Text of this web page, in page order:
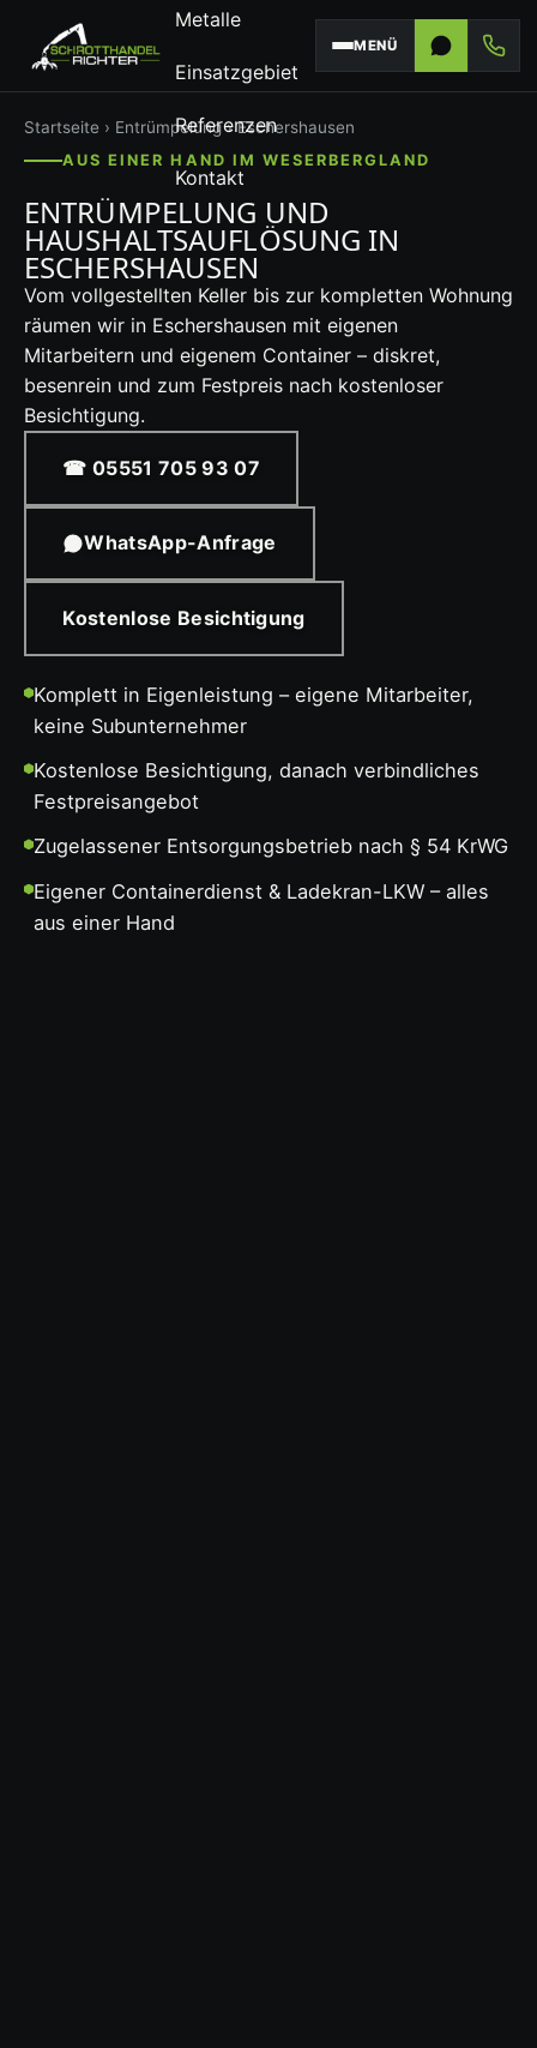
Metalle
Einsatzgebiet
Referenzen
Kontakt
MENÜ
Startseite › Entrümpelung› Eschershausen
AUS EINER HAND IM WESERBERGLAND
ENTRÜMPELUNG UND
HAUSHALTSAUFLÖSUNG IN
ESCHERSHAUSEN
Vom vollgestellten Keller bis zur kompletten Wohnung
räumen wir in Eschershausen mit eigenen
Mitarbeitern und eigenem Container – diskret,
besenrein und zum Festpreis nach kostenloser
Besichtigung.
☎ 05551 705 93 07
WhatsApp-Anfrage
Kostenlose Besichtigung
Komplett in Eigenleistung – eigene Mitarbeiter,
keine Subunternehmer
Kostenlose Besichtigung, danach verbindliches
Festpreisangebot
Zugelassener Entsorgungsbetrieb nach § 54 KrWG
Eigener Containerdienst & Ladekran-LKW – alles
aus einer Hand